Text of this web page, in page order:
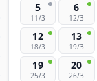
5
11/3
6
12/3
12
18/3
13
19/3
19
25/3
20
26/3